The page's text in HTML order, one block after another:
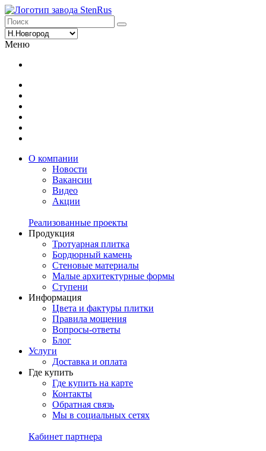
Меню
О компании
Новости
Вакансии
Видео
Акции
Реализованные проекты
Продукция
Тротуарная плитка
Бордюрный камень
Стеновые материалы
Малые архитектурные формы
Ступени
Информация
Цвета и фактуры плитки
Правила мощения
Вопросы-ответы
Блог
Услуги
Доставка и оплата
Где купить
Где купить на карте
Контакты
Обратная связь
Мы в социальных сетях
Кабинет партнера